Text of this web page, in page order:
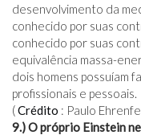
desenvolvimento da
conhecido por suas
conhecido por suas
equivalência massa-
dois homens possuíam
profissionais e pessoais.
(Crédito : Paulo
9.) O próprio Einstein